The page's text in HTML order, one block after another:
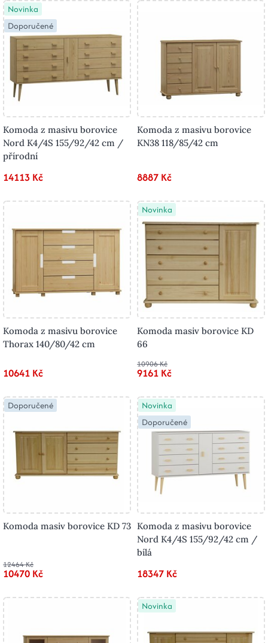
Novinka
Doporučené
Komoda z masivu borovice
Nord K4/4S 155/92/42 cm /
přírodní
14113 Kč
Komoda z masivu borovice
KN38 118/85/42 cm
8887 Kč
Komoda z masivu borovice
Thorax 140/80/42 cm
10641 Kč
Novinka
Komoda masiv borovice KD
66
10906 Kč
9161 Kč
Doporučené
Komoda masiv borovice KD 73
12464 Kč
10470 Kč
Novinka
Doporučené
Komoda z masivu borovice
Nord K4/4S 155/92/42 cm /
bílá
18347 Kč
Novinka